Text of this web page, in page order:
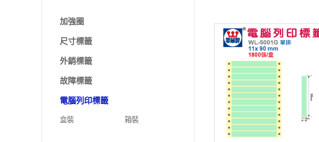
加強圈
尺寸標籤
外銷標籤
故障標籤
電腦列印標籤
盒裝 箱裝